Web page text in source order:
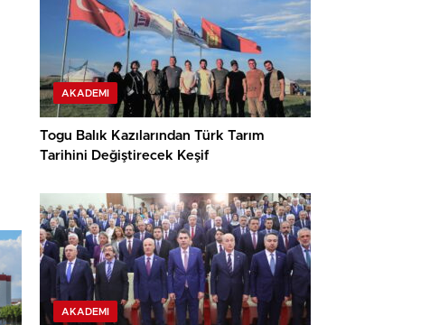
AKADEMI
Togu Balık Kazılarından Türk Tarım
Tarihini Değiştirecek Keşif
AKADEMI